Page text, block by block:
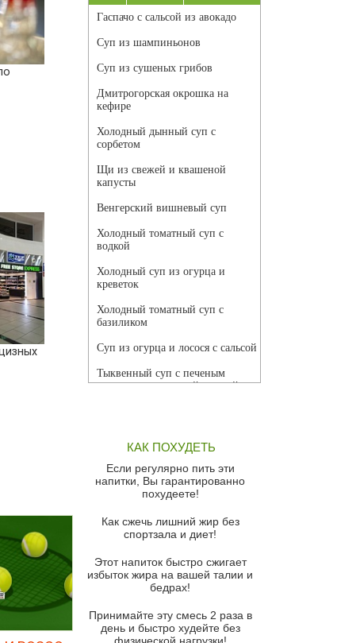
Гаспачо с сальсой из авокадо
Суп из шампиньонов
Суп из сушеных грибов
Дмитрогорская окрошка на
кефире
Холодный дынный суп с
сорбетом
Щи из свежей и квашеной
капусты
Венгерский вишневый суп
Холодный томатный суп с
водкой
Холодный суп из огурца и
креветок
Холодный томатный суп с
базиликом
Суп из огурца и лосося с сальсой
Тыквенный суп с печеным
чесноком и томатной сальсой
красного перца
Парижский луковый суп
Суп из спаржи и горошка с
Суп-крем из цветной капусты
Французский луковый суп
Суп из баклажанов с моцареллой
Грибной крем-суп с кростини с
козьим сыром
КАК ПОХУДЕТЬ
Если регулярно пить эти
напитки, Вы гарантированно
похудеете!
Как сжечь лишний жир без
спортзала и диет!
Этот напиток быстро сжигает
избыток жира на вашей талии и
бедрах!
Принимайте эту смесь 2 раза в
день и быстро худейте без